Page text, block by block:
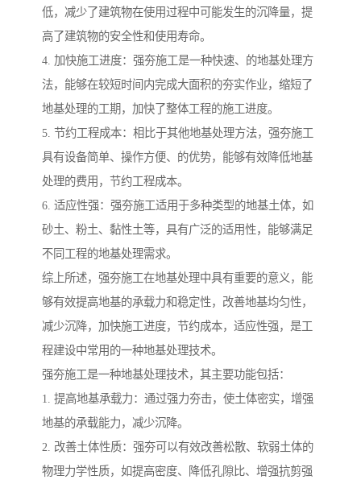
低，减少了建筑物在使用过程中可能发生的沉降量，提
高了建筑物的安全性和使用寿命。
4. 加快施工进度：强夯施工是一种快速、的地基处理方
法，能够在较短时间内完成大面积的夯实作业，缩短了
地基处理的工期，加快了整体工程的施工进度。
5. 节约工程成本：相比于其他地基处理方法，强夯施工
具有设备简单、操作方便、的优势，能够有效降低地基
处理的费用，节约工程成本。
6. 适应性强：强夯施工适用于多种类型的地基土体，如
砂土、粉土、黏性土等，具有广泛的适用性，能够满足
不同工程的地基处理需求。
综上所述，强夯施工在地基处理中具有重要的意义，能
够有效提高地基的承载力和稳定性，改善地基均匀性，
减少沉降，加快施工进度，节约成本，适应性强，是工
程建设中常用的一种地基处理技术。
强夯施工是一种地基处理技术，其主要功能包括：
1. 提高地基承载力：通过强力夯击，使土体密实，增强
地基的承载能力，减少沉降。
2. 改善土体性质：强夯可以有效改善松散、软弱土体的
物理力学性质，如提高密度、降低孔隙比、增强抗剪强